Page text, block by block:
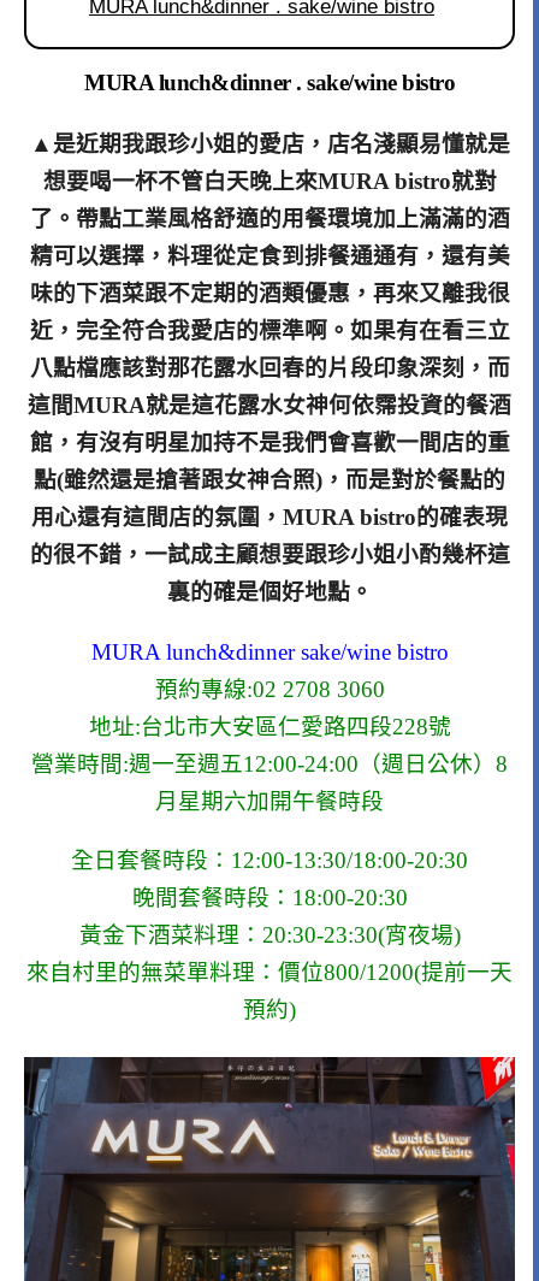
MURA lunch&dinner . sake/wine bistro
MURA lunch&dinner . sake/wine bistro
▲是近期我跟珍小姐的愛店，店名淺顯易懂就是
想要喝一杯不管白天晚上來MURA bistro就對
了。帶點工業風格舒適的用餐環境加上滿滿的酒
精可以選擇，料理從定食到排餐通通有，還有美
味的下酒菜跟不定期的酒類優惠，再來又離我很
近，完全符合我愛店的標準啊。如果有在看三立
八點檔應該對那花露水回春的片段印象深刻，而
這間MURA就是這花露水女神何依霈投資的餐酒
館，有沒有明星加持不是我們會喜歡一間店的重
點(雖然還是搶著跟女神合照)，而是對於餐點的
用心還有這間店的氛圍，MURA bistro的確表現
的很不錯，一試成主顧想要跟珍小姐小酌幾杯這
裏的確是個好地點。
MURA lunch&dinner sake/wine bistro
預約專線:02 2708 3060
地址:台北市大安區仁愛路四段228號
營業時間:週一至週五12:00-24:00（週日公休）8
月星期六加開午餐時段
全日套餐時段：12:00-13:30/18:00-20:30
晚間套餐時段：18:00-20:30
黃金下酒菜料理：20:30-23:30(宵夜場)
來自村里的無菜單料理：價位800/1200(提前一天
預約)